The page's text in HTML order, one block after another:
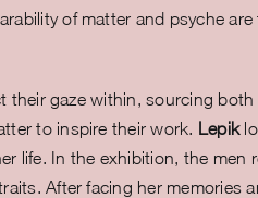
of matter and psyche are
their gaze within, sourcing both
to inspire their work. Lepik
life. In the exhibition, the men
After facing her memories